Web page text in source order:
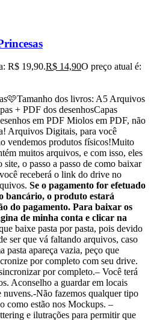
R$ 19,90.R$ 14,90O preço atual é:
dos livros: A5 Arquivos
+ PDF dos desenhosCapas
em PDF Miolos em PDF, não
Arquivos Digitais, para você
vendemos produtos físicos!Muito
muitos arquivos, e com isso, eles
site, o passo a passo de como baixar
receberá o link do drive no
Se o pagamento for efetuado
bancário, o produto estará
do pagamento. Para baixar os
de minha conta e clicar na
baixe pasta por pasta, pois devido
ser que vá faltando arquivos, caso
pasta apareça vazia, peço que
por completo com seu drive.
por completo.– Você terá
Aconselho a guardar em locais
Não fazemos qualquer tipo
como estão nos Mockups. –
e ilutrações para permitir que